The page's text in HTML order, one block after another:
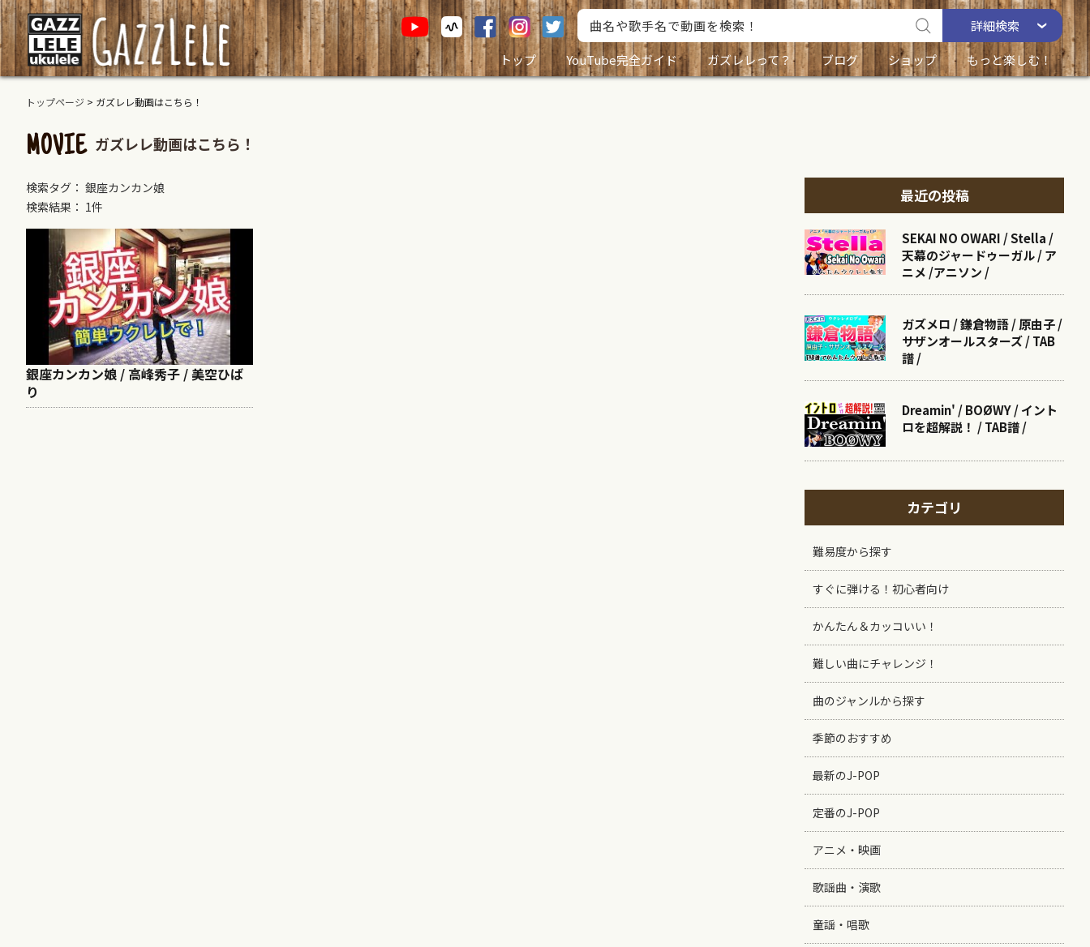
詳細検索
トップ
YouTube完全ガイド ガズレレって？ ブログ ショップ もっと楽しむ！
トップページ > ガズレレ動画はこちら！
MOVIE ガズレレ動画はこちら！
検索タグ： 銀座カンカン娘
検索結果： 1件
銀座カンカン娘 / 高峰秀子 / 美空ひば
り
最近の投稿
SEKAI NO OWARI / Stella /
天幕のジャードゥーガル / ア
ニメ /アニソン /
ガズメロ / 鎌倉物語 / 原由子 /
サザンオールスターズ / TAB
譜 /
Dreamin' / BOØWY / イント
ロを超解説！ / TAB譜 /
カテゴリ
難易度から探す
すぐに弾ける！初心者向け
かんたん＆カッコいい！
難しい曲にチャレンジ！
曲のジャンルから探す
季節のおすすめ
最新のJ-POP
定番のJ-POP
アニメ・映画
歌謡曲・演歌
童謡・唱歌